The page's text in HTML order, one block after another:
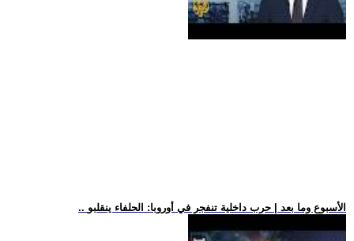
.. الأسبوع وما بعد | حرب داخلية تنفجر في أوروبا: الحلفاء ينقلبو